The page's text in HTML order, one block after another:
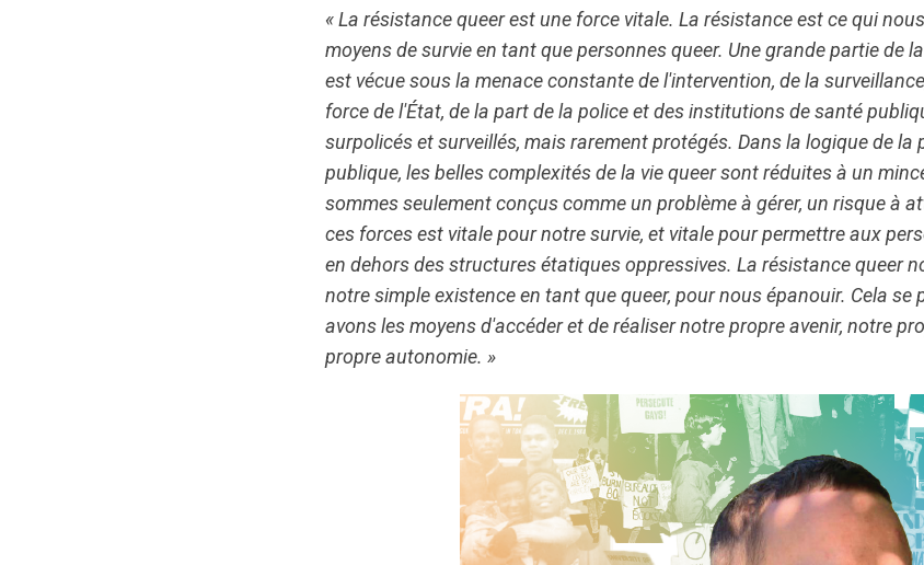
« La résistance queer est une force vitale. La résistance est ce qui
moyens de survie en tant que personnes queer. Une grande partie de
est vécue sous la menace constante de l'intervention, de la
force de l'État, de la part de la police et des institutions de santé
surpolicés et surveillés, mais rarement protégés. Dans la logique de la
publique, les belles complexités de la vie queer sont réduites à un
sommes seulement conçus comme un problème à gérer, un risque à
ces forces est vitale pour notre survie, et vitale pour permettre aux
en dehors des structures étatiques oppressives. La résistance queer
notre simple existence en tant que queer, pour nous épanouir. Cela se
avons les moyens d'accéder et de réaliser notre propre avenir, notre
propre autonomie. »